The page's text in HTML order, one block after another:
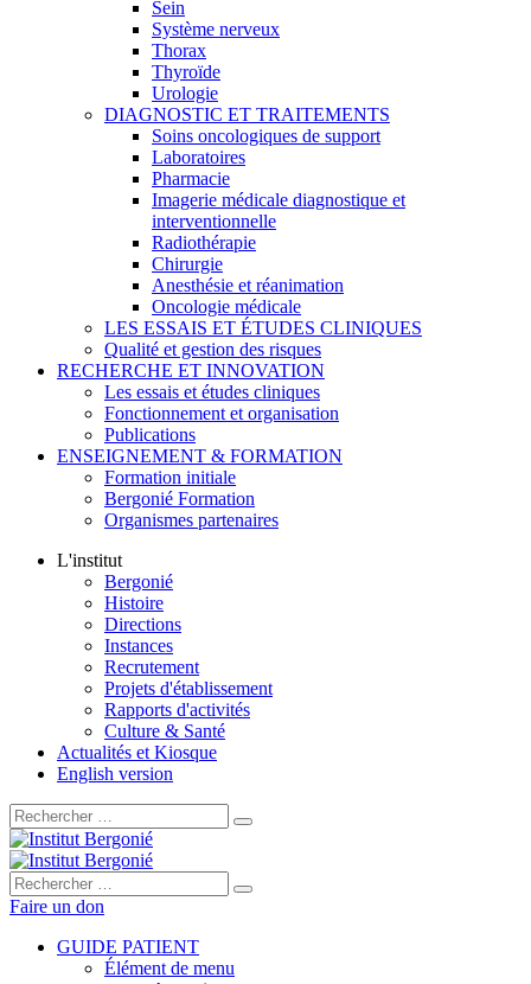
Sein
Système nerveux
Thorax
Thyroïde
Urologie
DIAGNOSTIC ET TRAITEMENTS
Soins oncologiques de support
Laboratoires
Pharmacie
Imagerie médicale diagnostique et
interventionnelle
Radiothérapie
Chirurgie
Anesthésie et réanimation
Oncologie médicale
LES ESSAIS ET ÉTUDES CLINIQUES
Qualité et gestion des risques
RECHERCHE ET INNOVATION
Les essais et études cliniques
Fonctionnement et organisation
Publications
ENSEIGNEMENT & FORMATION
Formation initiale
Bergonié Formation
Organismes partenaires
L'institut
Bergonié
Histoire
Directions
Instances
Recrutement
Projets d'établissement
Rapports d'activités
Culture & Santé
Actualités et Kiosque
English version
Rechercher :
Rechercher :
Faire un don
GUIDE PATIENT
Élément de menu